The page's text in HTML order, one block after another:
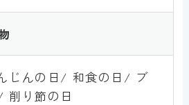
じんの日/ 和食の日/ ブ
削り節の日